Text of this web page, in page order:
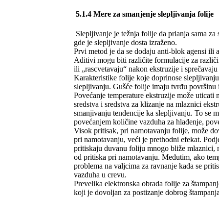
5.1.4 Mere za smanjenje slepljivanja folije
Slepljivanje je težnja folije da prianja sama
gde je slepljivanje dosta izraženo.
Prvi metod je da se dodaju anti-blok agensi
Aditivi mogu biti različite formulacije za
ili „rascvetavaju“ nakon ekstruzije i
Karakteristike folije koje doprinose
slepljivanju. Gušće folije imaju tvrđu
Povećanje temperature ekstruzije može
sredstva i sredstva za klizanje na mlaznici
smanjivanju tendencije ka slepljivanju. To se
povećanjem količine vazduha za hlađenje,
Visok pritisak, pri namotavanju folije, može
pri namotavanju, veći je prethodni efekat.
pritiskaju duvanu foliju mnogo bliže mlaznici,
od pritiska pri namotavanju. Međutim, ako
problema na valjcima za ravnanje kada se
vazduha u crevu.
Prevelika elektronska obrada folije za
koji je dovoljan za postizanje dobrog